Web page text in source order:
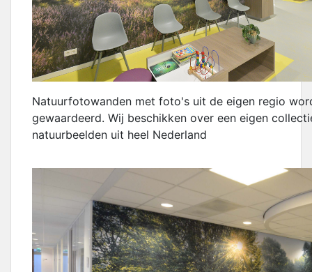
Natuurfotowanden met foto's uit de eigen regio
gewaardeerd. Wij beschikken over een eigen
natuurbeelden uit heel Nederland